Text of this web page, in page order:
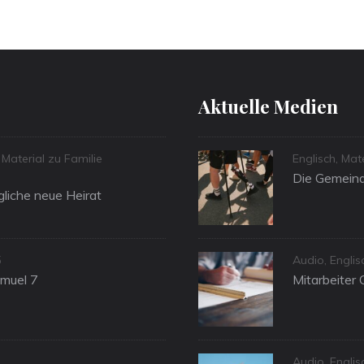
Material zu Familie
neue Heirat
7
Aktuelle Medien
Categories
Englisch,
Die
Categories
Audio,
Mitarbeiter
Categories